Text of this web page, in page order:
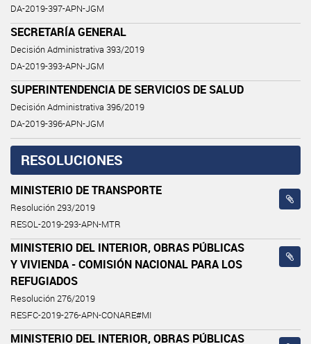
DA-2019-397-APN-JGM
SECRETARÍA GENERAL
Decisión Administrativa 393/2019
DA-2019-393-APN-JGM
SUPERINTENDENCIA DE SERVICIOS DE SALUD
Decisión Administrativa 396/2019
DA-2019-396-APN-JGM
RESOLUCIONES
MINISTERIO DE TRANSPORTE
Resolución 293/2019
RESOL-2019-293-APN-MTR
MINISTERIO DEL INTERIOR, OBRAS PÚBLICAS
Y VIVIENDA - COMISIÓN NACIONAL PARA LOS
REFUGIADOS
Resolución 276/2019
RESFC-2019-276-APN-CONARE#MI
MINISTERIO DEL INTERIOR, OBRAS PÚBLICAS